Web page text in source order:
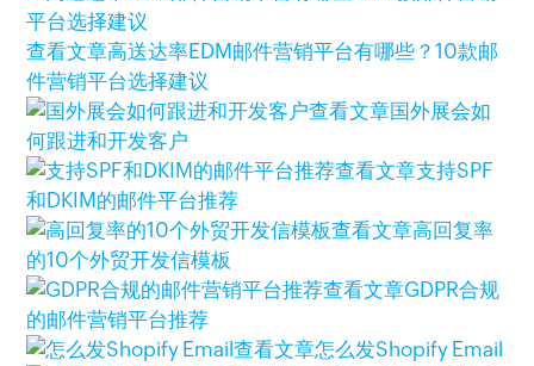
查看文章高送达率EDM邮件营销平台有哪些？10款邮
件营销平台选择建议
查看文章国外展会如
何跟进和开发客户
查看文章支持SPF
和DKIM的邮件平台推荐
查看文章高回复率
的10个外贸开发信模板
查看文章GDPR合规
的邮件营销平台推荐
查看文章怎么发Shopify Email